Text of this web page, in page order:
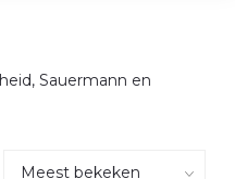
Sauermann en